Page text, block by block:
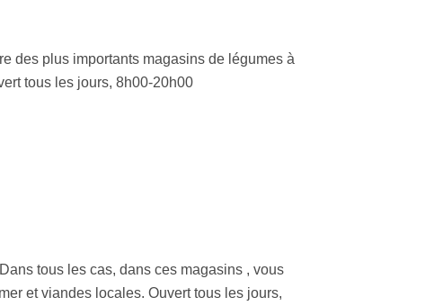
des plus importants magasins de légumes à
tous les jours, 8h00-20h00
tous les cas, dans ces magasins , vous
et viandes locales. Ouvert tous les jours,